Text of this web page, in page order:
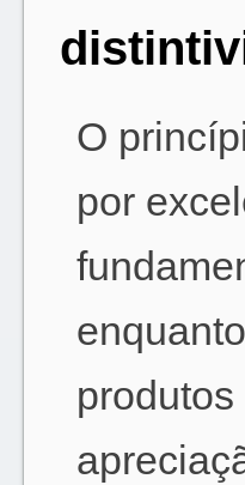
O
por